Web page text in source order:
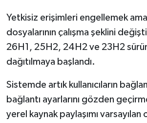
Yetkisiz erişimleri engellemek
dosyalarının çalışma şeklini
26H1, 25H2, 24H2 ve 23H2
dağıtılmaya başlandı.
Sistemde artık kullanıcıların
bağlantı ayarlarını gözden
yerel kaynak paylaşımı varsayılan